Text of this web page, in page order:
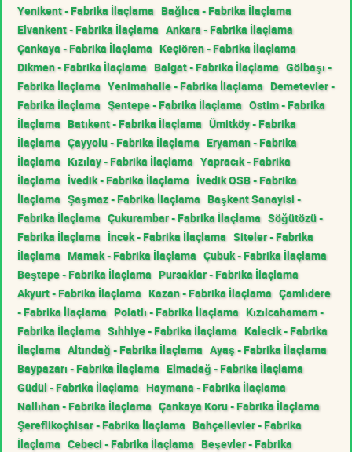
Yenikent - Fabrika İlaçlama Bağlıca - Fabrika İlaçlama
Elvankent - Fabrika İlaçlama Ankara - Fabrika İlaçlama
Çankaya - Fabrika İlaçlama Keçiören - Fabrika İlaçlama
Dikmen - Fabrika İlaçlama Balgat - Fabrika İlaçlama Gölbaşı -
Fabrika İlaçlama Yenimahalle - Fabrika İlaçlama Demetevler -
Fabrika İlaçlama Şentepe - Fabrika İlaçlama Ostim - Fabrika
İlaçlama Batıkent - Fabrika İlaçlama Ümitköy - Fabrika
İlaçlama Çayyolu - Fabrika İlaçlama Eryaman - Fabrika
İlaçlama Kızılay - Fabrika İlaçlama Yapracık - Fabrika
İlaçlama İvedik - Fabrika İlaçlama İvedik OSB - Fabrika
İlaçlama Şaşmaz - Fabrika İlaçlama Başkent Sanayisi -
Fabrika İlaçlama Çukurambar - Fabrika İlaçlama Söğütözü -
Fabrika İlaçlama İncek - Fabrika İlaçlama Siteler - Fabrika
İlaçlama Mamak - Fabrika İlaçlama Çubuk - Fabrika İlaçlama
Beştepe - Fabrika İlaçlama Pursaklar - Fabrika İlaçlama
Akyurt - Fabrika İlaçlama Kazan - Fabrika İlaçlama Çamlıdere
- Fabrika İlaçlama Polatlı - Fabrika İlaçlama Kızılcahamam -
Fabrika İlaçlama Sıhhiye - Fabrika İlaçlama Kalecik - Fabrika
İlaçlama Altındağ - Fabrika İlaçlama Ayaş - Fabrika İlaçlama
Baypazarı - Fabrika İlaçlama Elmadağ - Fabrika İlaçlama
Güdül - Fabrika İlaçlama Haymana - Fabrika İlaçlama
Nallıhan - Fabrika İlaçlama Çankaya Koru - Fabrika İlaçlama
Şereflikoçhisar - Fabrika İlaçlama Bahçelievler - Fabrika
İlaçlama Cebeci - Fabrika İlaçlama Beşevler - Fabrika